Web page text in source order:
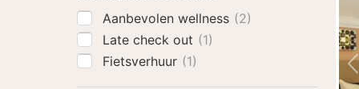
Aanbevolen wellness (2)
Late check out (1)
Fietsverhuur (1)